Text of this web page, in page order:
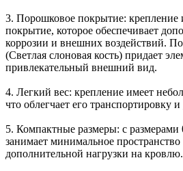
3. Порошковое покрытие: крепление
покрытие, которое обеспечивает
коррозии и внешних воздействий.
(Светлая слоновая кость) придает
привлекательный внешний вид.
4. Легкий вес: крепление имеет
что облегчает его транспортировку и
5. Компактные размеры: с размерами
занимает минимальное пространство
дополнительной нагрузки на кровлю.